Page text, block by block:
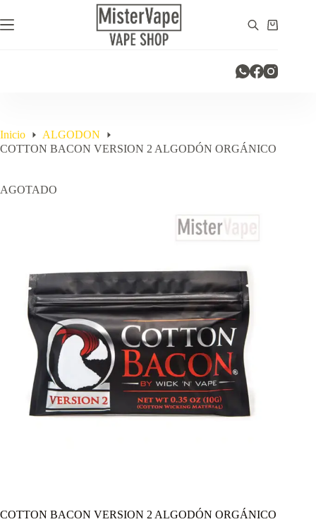
al
contenido
Carro
Inicio
ALGODON
COTTON BACON VERSION 2 ALGODÓN ORGÁNICO
AGOTADO
COTTON BACON VERSION 2 ALGODÓN ORGÁNICO